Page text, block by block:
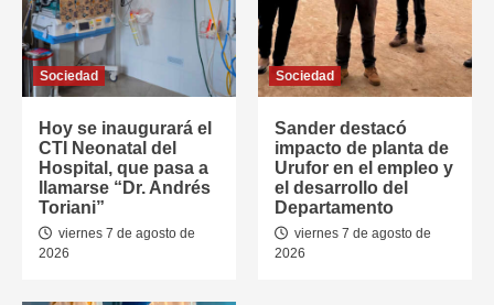
Sociedad
Hoy se inaugurará el
CTI Neonatal del
Hospital, que pasa a
llamarse “Dr. Andrés
Toriani”
viernes 7 de agosto de
2026
Sociedad
Sander destacó
impacto de planta de
Urufor en el empleo y
el desarrollo del
Departamento
viernes 7 de agosto de
2026